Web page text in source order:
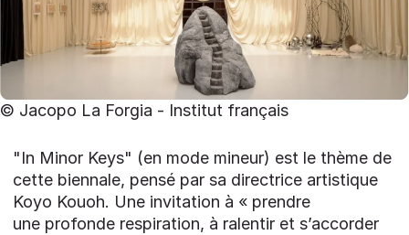
© Jacopo La Forgia - Institut français
"In Minor Keys" (en mode mineur) est le thème de
cette biennale, pensé par sa directrice artistique
Koyo Kouoh. Une invitation à « prendre
une profonde respiration, à ralentir et s’accorder